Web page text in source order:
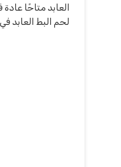
العابد متاحًا
لحم البط العابد في مزارع